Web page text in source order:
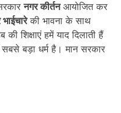
नगर कीर्तनआयोजित कर
की भावना के साथ
शिक्षाएं हमें याद दिलाती हैं
बड़ा धर्म है। मान सरकार